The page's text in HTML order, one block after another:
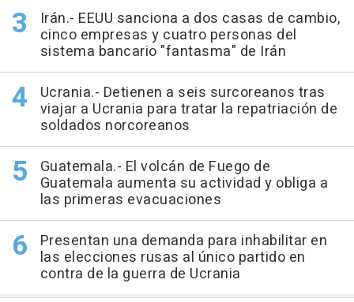
Irán.- EEUU sanciona a dos casas de cambio,
cinco empresas y cuatro personas del
sistema bancario "fantasma" de Irán
Ucrania.- Detienen a seis surcoreanos tras
viajar a Ucrania para tratar la repatriación de
soldados norcoreanos
Guatemala.- El volcán de Fuego de
Guatemala aumenta su actividad y obliga a
las primeras evacuaciones
Presentan una demanda para inhabilitar en
las elecciones rusas al único partido en
contra de la guerra de Ucrania